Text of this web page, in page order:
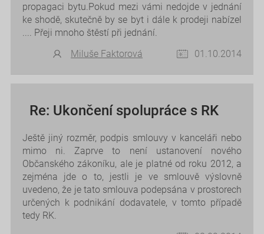
propagaci bytu.Pokud mezi vámi nedojde v jednání
ke shodě, skutečně by se byt i dále k prodeji nabízel
.... Přeji mnoho štěstí při jednání.
Miluše Faktorová
01.10.2014
Re: Ukončení spolupráce s RK
Ještě jiný rozměr, podpis smlouvy v kanceláři nebo
mimo ni. Zaprve to není ustanovení nového
Občanského zákoníku, ale je platné od roku 2012, a
zejména jde o to, jestli je ve smlouvě výslovně
uvedeno, že je tato smlouva podepsána v prostorech
určených k podnikání dodavatele, v tomto případě
tedy RK.